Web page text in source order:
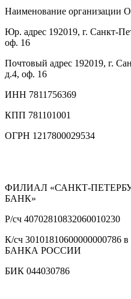
Наименование организации
Юр. адрес 192019, г. Санкт-
оф. 16
Почтовый адрес 192019, г.
д.4, оф. 16
ИНН 7811756369
КПП 781101001
ОГРН 1217800029534
ФИЛИАЛ «САНКТ-
БАНК»
Р/сч 40702810832060010230
К/сч
БАНКА РОССИИ
БИК 044030786